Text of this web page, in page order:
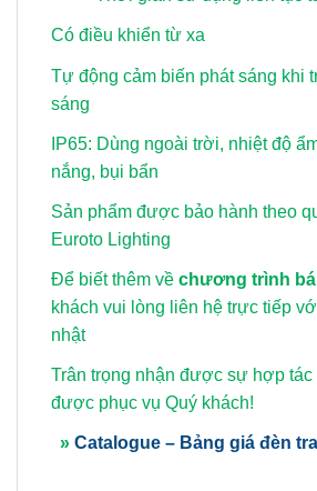
Có điều khiển từ xa
Tự động cảm biến phát sáng khi
sáng
IP65: Dùng ngoài trời, nhiệt độ
nắng, bụi bẩn
Sản phẩm được bảo hành theo
Euroto Lighting
Để biết thêm về chương trình
khách vui lòng liên hệ trực tiếp
nhật
Trân trọng nhận được sự hợp tác
được phục vụ Quý khách!
» Catalogue – Bảng giá đèn